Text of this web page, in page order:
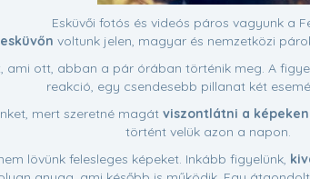
Esküvői fotós és videós páros vagyunk a
voltunk jelen, magyar és nemzetközi
ami ott, abban a pár órában történik meg. A
reakció, egy csendesebb pillanat két
mert szeretné magát viszontlátni a
történt velük azon a napon.
lövünk felesleges képeket. Inkább figyelünk,